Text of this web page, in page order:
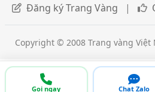
Gọi ngay Chat Zalo
Đăng ký Trang Vàng |
Copyright © 2008 Trang vàng